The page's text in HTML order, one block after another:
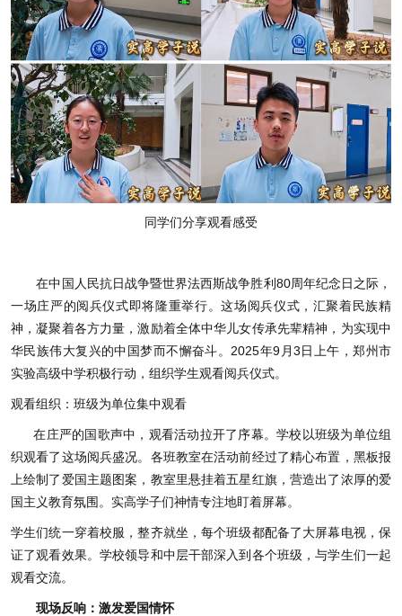
同学们分享观看感受
在中国人民抗日战争暨世界法西斯战争胜利80周年纪念日之际，
一场庄严的阅兵仪式即将隆重举行。这场阅兵仪式，汇聚着民族精
神，凝聚着各方力量，激励着全体中华儿女传承先辈精神，为实现中
华民族伟大复兴的中国梦而不懈奋斗。2025年9月3日上午，郑州市
实验高级中学积极行动，组织学生观看阅兵仪式。
观看组织：班级为单位集中观看
在庄严的国歌声中，观看活动拉开了序幕。学校以班级为单位组
织观看了这场阅兵盛况。各班教室在活动前经过了精心布置，黑板报
上绘制了爱国主题图案，教室里悬挂着五星红旗，营造出了浓厚的爱
国主义教育氛围。实高学子们神情专注地盯着屏幕。
学生们统一穿着校服，整齐就坐，每个班级都配备了大屏幕电视，保
证了观看效果。学校领导和中层干部深入到各个班级，与学生们一起
观看交流。
现场反响：激发爱国情怀